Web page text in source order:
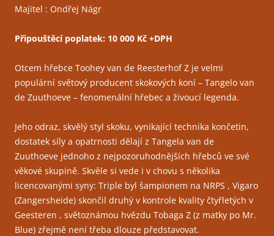
Majitel : Ondřej Nágr
Připouštěcí poplatek: 10 000 Kč +DPH
Otcem hřebce Toohey van de Reesterhof Z je velmi
populární světový producent skokových koní – Tangelo van
de Zuuthoeve – fenomenální hřebec a živoucí legenda.
Jeho odraz, skvělý styl skoku, vynikající technika končetin,
dostatek síly a opatrnosti dělají z Tangela van de
Zuuthoeve jednoho z nejpozoruhodnějších hřebců ve své
věkové skupině. Skvěle si vede i v chovu s několika
licencovanými syny: Triple byl šampionem na NRPS , Vigaro
(Zangersheide) skončil druhý v kontrole kvality čtyřletých v
Geesteren , světoznámou hvězdu Tobaga Z (z matky po Mr.
Blue) zřejmě není třeba dlouze představovat.